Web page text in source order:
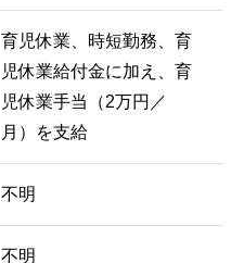
育児休業、時短勤務、育
児休業給付金に加え、育
児休業手当（2万円／
月）を支給
不明
不明